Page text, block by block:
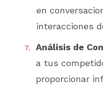
en
interacciones
Análisis de
a tus
proporcionar